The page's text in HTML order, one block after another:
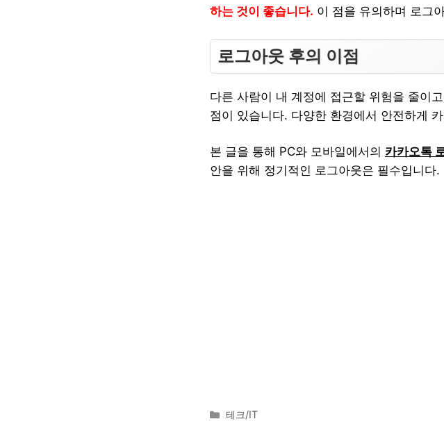
하는 것이 좋습니다. 이 점을 유의하며 로그
로그아웃 후의 이점
다른 사람이 내 계정에 접근할 위험을 줄이
점이 있습니다. 다양한 환경에서 안전하게
본 글을 통해 PC와 모바일에서의 카카오톡
안을 위해 정기적인 로그아웃은 필수입니다.
카
테크/IT